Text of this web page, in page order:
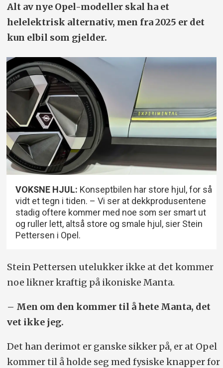
Alt av nye Opel-modeller skal ha et
helelektrisk alternativ, men fra 2025 er det
kun elbil som gjelder.
VOKSNE HJUL: Konseptbilen har store hjul, for så
vidt et tegn i tiden. – Vi ser at dekkprodusentene
stadig oftere kommer med noe som ser smart ut
og ruller lett, altså store og smale hjul, sier Stein
Pettersen i Opel.
Stein Pettersen utelukker ikke at det kommer
noe likner kraftig på ikoniske Manta.
– Men om den kommer til å hete Manta, det
vet ikke jeg.
Det han derimot er ganske sikker på, er at Opel
kommer til å holde seg med fysiske knapper for